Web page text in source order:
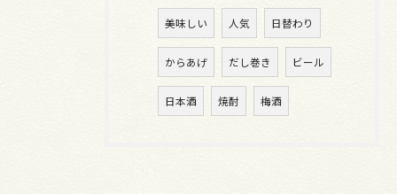
美味しい 人気 日替わり
からあげ だし巻き ビール
日本酒 焼酎 梅酒